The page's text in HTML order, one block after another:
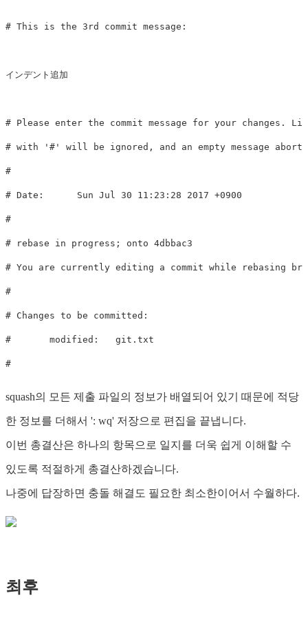
# This is the 3rd commit message:
インデント追加
# Please enter the commit message for your changes.
# with '#' will be ignored, and an empty message
#
# Date:      Sun Jul 30 11:23:28 2017 +0900
#
# rebase in progress; onto 4dbbac3
# You are currently editing a commit while rebasing
#
# Changes to be committed:
#       modified:   git.txt
squash의 모든 제출 파일의 정보가 배열되어 있기 때문에 적당
한 정보를 더해서 ': wq' 저장으로 편집을 끝냅니다.
이번 총결산은 하나의 항목으로 일지를 더욱 쉽게 이해할 수
있도록 적절하게 총결산하겠습니다.
나중에 답장하면 충돌 해결도 필요한 최소한이어서 수월하다.
최후